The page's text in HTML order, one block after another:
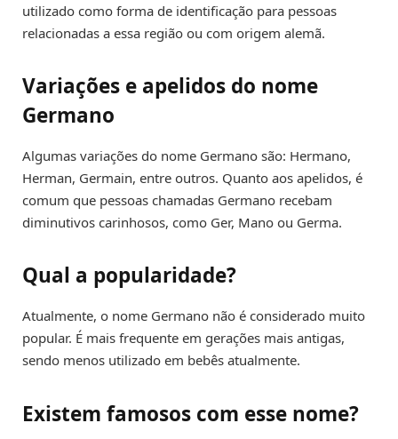
utilizado como forma de identificação para pessoas
relacionadas a essa região ou com origem alemã.
Variações e apelidos do nome
Germano
Algumas variações do nome Germano são: Hermano,
Herman, Germain, entre outros. Quanto aos apelidos, é
comum que pessoas chamadas Germano recebam
diminutivos carinhosos, como Ger, Mano ou Germa.
Qual a popularidade?
Atualmente, o nome Germano não é considerado muito
popular. É mais frequente em gerações mais antigas,
sendo menos utilizado em bebês atualmente.
Existem famosos com esse nome?